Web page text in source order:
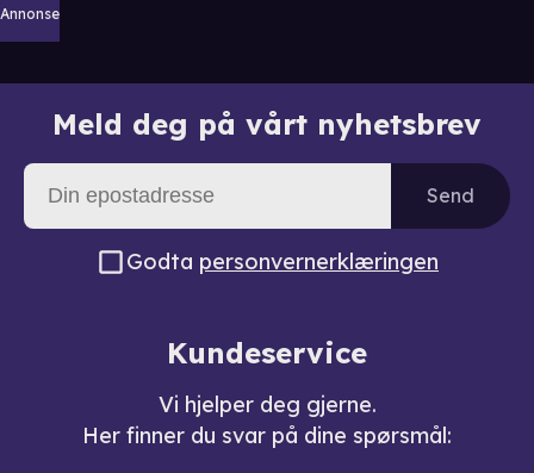
Annonse
Meld deg på vårt nyhetsbrev
Send
Godta personvernerklæringen
Kundeservice
Vi hjelper deg gjerne.
Her finner du svar på dine spørsmål: